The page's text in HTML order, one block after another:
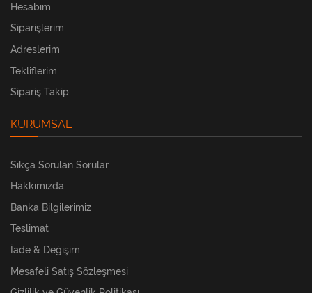
Hesabım
Siparişlerim
Adreslerim
Tekliflerim
Sipariş Takip
KURUMSAL
Sıkça Sorulan Sorular
Hakkımızda
Banka Bilgilerimiz
Teslimat
İade & Değişim
Mesafeli Satış Sözleşmesi